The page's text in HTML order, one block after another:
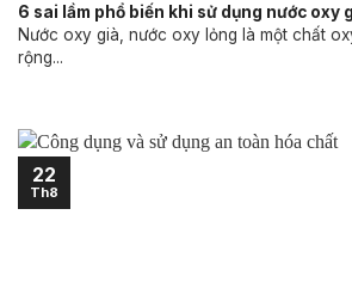
6 sai lầm phổ biến khi sử dụng nước oxy
Nước oxy già, nước oxy lỏng là một chất
rộng...
22
Th8